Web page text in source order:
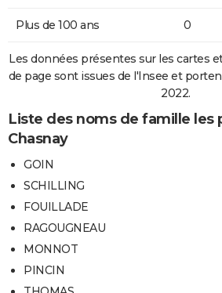
Plus de 100 ans 0
Les données présentes sur les cartes
de page sont issues de l'Insee et
2022.
Liste des noms de famille les
Chasnay
GOIN
SCHILLING
FOUILLADE
RAGOUGNEAU
MONNOT
PINCIN